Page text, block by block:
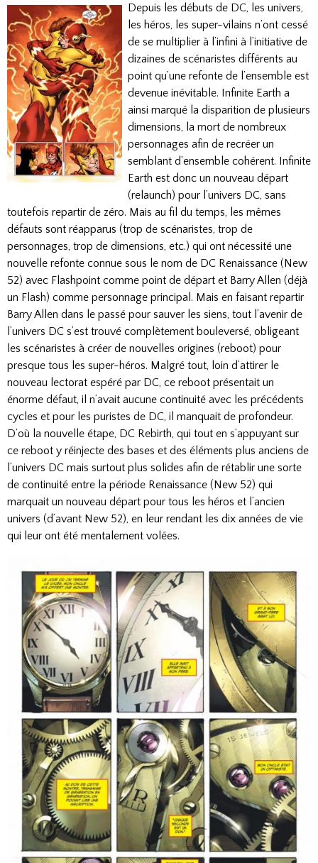
Depuis les débuts de DC, les univers,
les héros, les super-vilains n’ont cessé
de se multiplier à l’infini à l’initiative de
dizaines de scénaristes différents au
point qu’une refonte de l’ensemble est
devenue inévitable. Infinite Earth a
ainsi marqué la disparition de plusieurs
dimensions, la mort de nombreux
personnages afin de recréer un
semblant d’ensemble cohérent. Infinite
Earth est donc un nouveau départ
(relaunch) pour l’univers DC, sans
toutefois repartir de zéro. Mais au fil du temps, les mêmes
défauts sont réapparus (trop de scénaristes, trop de
personnages, trop de dimensions, etc.) qui ont nécessité une
nouvelle refonte connue sous le nom de DC Renaissance (New
52) avec Flashpoint comme point de départ et Barry Allen (déjà
un Flash) comme personnage principal. Mais en faisant repartir
Barry Allen dans le passé pour sauver les siens, tout l’avenir de
l’univers DC s’est trouvé complètement bouleversé, obligeant
les scénaristes à créer de nouvelles origines (reboot) pour
presque tous les super-héros. Malgré tout, loin d’attirer le
nouveau lectorat espéré par DC, ce reboot présentait un
énorme défaut, il n’avait aucune continuité avec les précédents
cycles et pour les puristes de DC, il manquait de profondeur.
D’où la nouvelle étape, DC Rebirth, qui tout en s’appuyant sur
ce reboot y réinjecte des bases et des éléments plus anciens de
l’univers DC mais surtout plus solides afin de rétablir une sorte
de continuité entre la période Renaissance (New 52) qui
marquait un nouveau départ pour tous les héros et l’ancien
univers (d’avant New 52), en leur rendant les dix années de vie
qui leur ont été mentalement volées.